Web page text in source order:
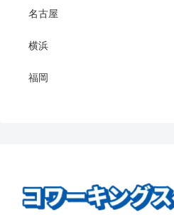
名古屋
横浜
福岡